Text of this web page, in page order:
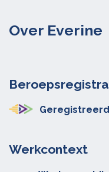
Over Everine
Werkcontext